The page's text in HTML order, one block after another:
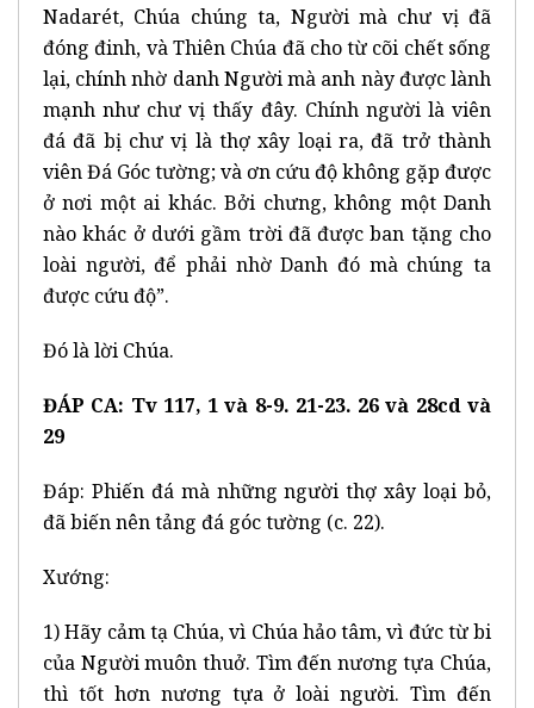
Nadarét, Chúa chúng ta, Người mà chư vị đã
đóng đinh, và Thiên Chúa đã cho từ cõi chết sống
lại, chính nhờ danh Người mà anh này được lành
mạnh như chư vị thấy đây. Chính người là viên
đá đã bị chư vị là thợ xây loại ra, đã trở thành
viên Đá Góc tường; và ơn cứu độ không gặp được
ở nơi một ai khác. Bởi chưng, không một Danh
nào khác ở dưới gầm trời đã được ban tặng cho
loài người, để phải nhờ Danh đó mà chúng ta
được cứu độ”.
Đó là lời Chúa.
ĐÁP CA: Tv 117, 1 và 8-9. 21-23. 26 và 28cd và
29
Đáp: Phiến đá mà những người thợ xây loại bỏ,
đã biến nên tảng đá góc tường (c. 22).
Xướng:
1) Hãy cảm tạ Chúa, vì Chúa hảo tâm, vì đức từ bi
của Người muôn thuở. Tìm đến nương tựa Chúa,
thì tốt hơn nương tựa ở loài người. Tìm đến